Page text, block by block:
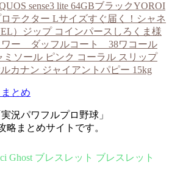
sense3 lite 64GBブラックYOROI
テクター Lサイズすぐ届く！シャネ
）ジップ コインパース しろくま様
ワー ダッフルコート 38ワコール
ミソール ピンク コーラル スリップ
カナン ジャイアントパピー 15kg
とめ
況パワフルプロ野球」
略まとめサイトです。
Ghost ブレスレット ブレスレット